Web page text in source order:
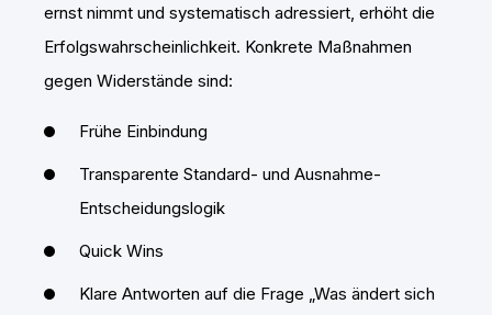
ernst nimmt und systematisch adressiert, erhöht die
Erfolgswahrscheinlichkeit. Konkrete Maßnahmen
gegen Widerstände sind:
Frühe Einbindung
Transparente Standard- und Ausnahme-
Entscheidungslogik
Quick Wins
Klare Antworten auf die Frage „Was ändert sich